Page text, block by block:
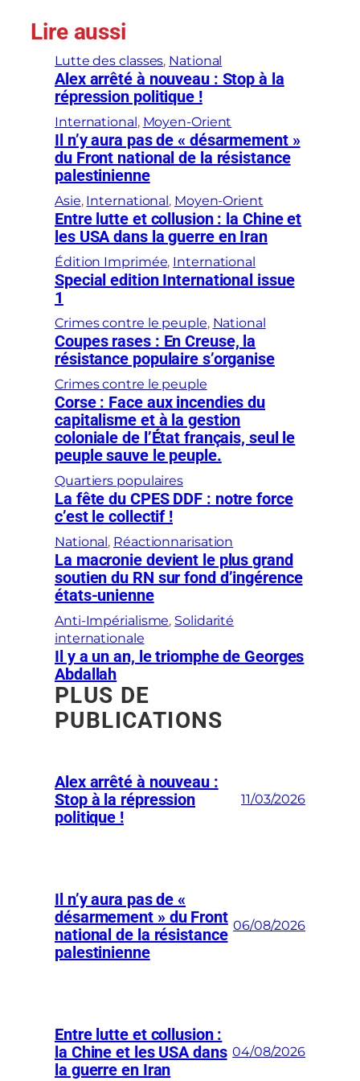
Lire aussi
Lutte des classes, National
Alex arrêté à nouveau : Stop à la
répression politique !
International , Moyen-Orient
Il n’y aura pas de « désarmement »
du Front national de la résistance
palestinienne
Asie, International , Moyen-Orient
Entre lutte et collusion : la Chine et
les USA dans la guerre en Iran
Édition Imprimée, International
Special edition International issue
1
Crimes contre le peuple, National
Coupes rases : En Creuse, la
résistance populaire s’organise
Crimes contre le peuple
Corse : Face aux incendies du
capitalisme et à la gestion
coloniale de l’État français, seul le
peuple sauve le peuple.
Quartiers populaires
La fête du CPES DDF : notre force
c’est le collectif !
National , Réactionnarisation
La macronie devient le plus grand
soutien du RN sur fond d’ingérence
états-unienne
Anti-Impérialisme, Solidarité
internationale
Il y a un an, le triomphe de Georges
Abdallah
PLUS DE
PUBLICATIONS
Alex arrêté à nouveau :
Stop à la répression
politique !
11/03/2026
Il n’y aura pas de «
désarmement » du Front
national de la résistance
palestinienne
06/08/2026
Entre lutte et collusion :
la Chine et les USA dans
la guerre en Iran
04/08/2026